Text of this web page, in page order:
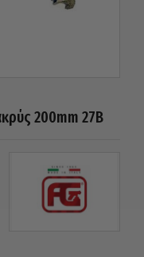
200mm 27B